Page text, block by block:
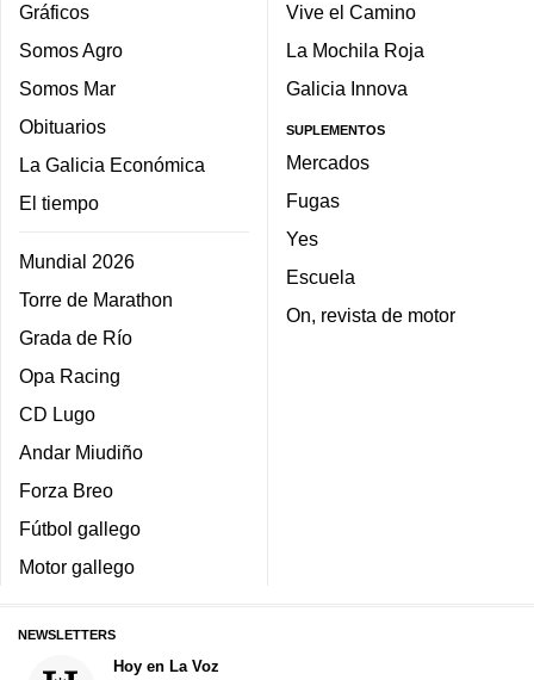
Gráficos
Somos Agro
Somos Mar
Obituarios
La Galicia Económica
El tiempo
Mundial 2026
Torre de Marathon
Grada de Río
Opa Racing
CD Lugo
Andar Miudiño
Forza Breo
Fútbol gallego
Motor gallego
Vive el Camino
La Mochila Roja
Galicia Innova
SUPLEMENTOS
Mercados
Fugas
Yes
Escuela
On, revista de motor
NEWSLETTERS
Hoy en La Voz